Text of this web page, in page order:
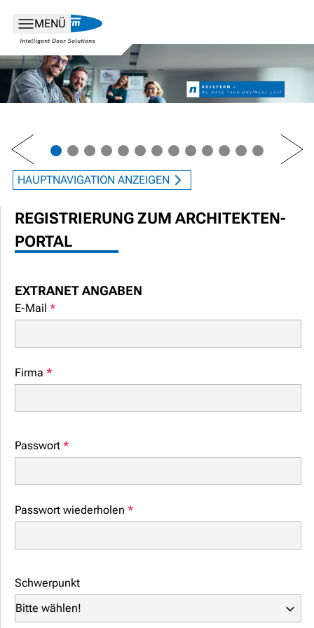
MENÜ
PREV NEXT
HAUPTNAVIGATION ANZEIGEN
REGISTRIERUNG ZUM ARCHITEKTEN-
PORTAL
EXTRANET ANGABEN
E-Mail *
Firma *
Passwort *
Passwort wiederholen *
Schwerpunkt